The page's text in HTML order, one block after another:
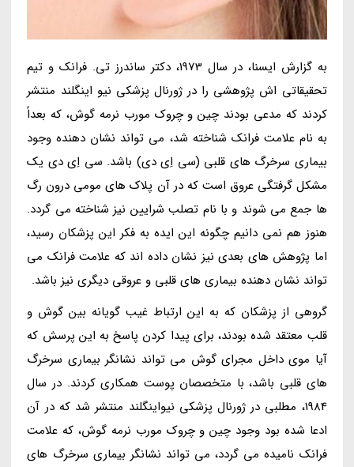
به گزارش ایسنا، در سال 1973، دکتر ساندرز تی. فرانک و تیم
تحقیقاتی اش پژوهشی را در ژورنال پزشکی نیو اینگلند منتشر
کردند که مدعی بودند چین و چروک مورب نرمه گوش، که بعداً
به نام علامت فرانک شناخته شد، می تواند نشان دهنده وجود
بیماری سرخرگ های قلبی (سی اِی دی) باشد. سی اِی دی یک
مشکل گرفتگی عروق است که در آن پلاک های مومی درون رگ
ها جمع می شوند و با نام تصلب شرایین نیز شناخته می گردد.
هنوز هم نمی دانیم چگونه این ایده به فکر این پزشکان رسید،
اما پژوهش های بعدی نیز نشان داده اند که علامت فرانک می
تواند نشان دهنده بیماری های قلبی و عروقی دیگری نیز باشد.
گروهی از پزشکان که به این ارتباط غیب گویانه بین گوش و
قلب معتقد شده بودند، برای پیدا کردن پاسخ به این پرسش که
آیا موی داخل مجرای گوش می تواند نشانگر بیماری سرخرگ
های قلبی باشد، با متخصصان پوست همکاری کردند. در سال
1984، مطلبی در ژورنال پزشکی نیواینگلند منتشر شد که در آن
ادعا شده بود وجود چین و چروک مورب نرمه گوش، که علامت
فرانک نامیده می گردد، می تواند نشانگر بیماری سرخرگ های